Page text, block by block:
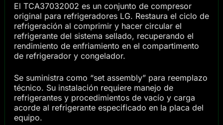
El TCA37032002 es un conjunto de compresor
original para refrigeradores LG. Restaura el ciclo de
refrigeración al comprimir y hacer circular el
refrigerante del sistema sellado, recuperando el
rendimiento de enfriamiento en el compartimento
de refrigerador y congelador.
Se suministra como “set assembly” para reemplazo
técnico. Su instalación requiere manejo de
refrigerantes y procedimientos de vacío y carga
acorde al refrigerante especificado en la placa del
equipo.